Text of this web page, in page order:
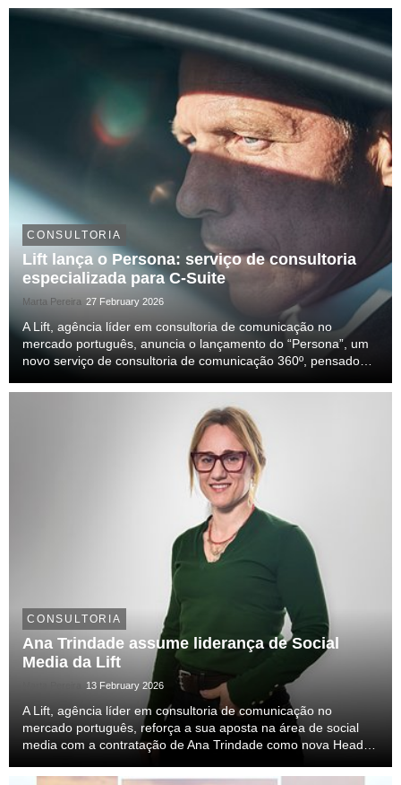
rentabilidade, superou os 1,3 milhões d...
CONSULTORIA
Lift lança o Persona: serviço de consultoria
especializada para C-Suite
Marta Pereira 27 February 2026
A Lift, agência líder em consultoria de comunicação no
mercado português, anuncia o lançamento do “Persona”, um
novo serviço de consultoria de comunicação 360º, pensado
CTO, CIO, CHRO, entre outros). Num contexto em...
CONSULTORIA
Ana Trindade assume liderança de Social
Media da Lift
13 February 2026
A Lift, agência líder em consultoria de comunicação no
mercado português, reforça a sua aposta na área de social
media com a contratação de Ana Trindade como nova Head of
estratégias digitais em contextos multina...